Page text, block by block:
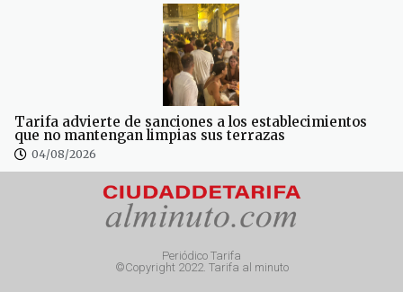
Tarifa advierte de sanciones a los establecimientos
que no mantengan limpias sus terrazas
04/08/2026
Periódico Tarifa
©Copyright 2022. Tarifa al minuto